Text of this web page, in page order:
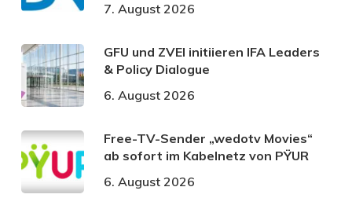
7. August 2026
GFU und ZVEI initiieren IFA Leaders
& Policy Dialogue
6. August 2026
Free-TV-Sender „wedotv Movies“
ab sofort im Kabelnetz von PŸUR
6. August 2026